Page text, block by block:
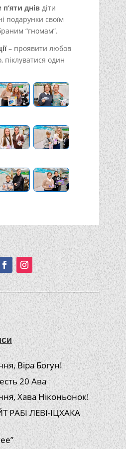
п’яти днівдіти
подарунки своїм
“гномам”.
– проявити любов
піклуватися один
Віра Богун!
20 Ава
Хава Ніконьонок!
РАБІ ЛЕВІ-ІЦХАКА